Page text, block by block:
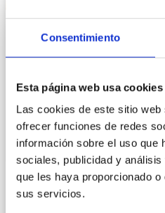
Consentimiento
Esta página web usa cookies
Las cookies de este sitio
ofrecer funciones de redes
información sobre el uso que
sociales, publicidad y
que les haya proporcionado
sus servicios.
CONSERVAR